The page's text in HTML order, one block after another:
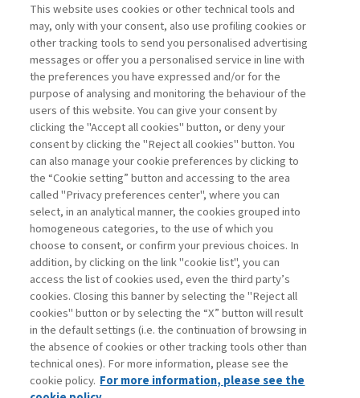
L'ACCESSO A QUESTO
CONTENUTO E' RISERVATO AGLI
UTENTI ABBONATI
Sei abbonato?ESEGUI L'ACCESSOoppure
ABBONATI.
Contatti
Abbonamenti
Archivio rubriche
This website uses cookies or other technical tools and
may, only with your consent, also use profiling cookies or
other tracking tools to send you personalised advertising
messages or offer you a personalised service in line with
the preferences you have expressed and/or for the
purpose of analysing and monitoring the behaviour of the
users of this website. You can give your consent by
clicking the "Accept all cookies" button, or deny your
consent by clicking the "Reject all cookies" button. You
can also manage your cookie preferences by clicking to
the “Cookie setting” button and accessing to the area
called "Privacy preferences center", where you can
select, in an analytical manner, the cookies grouped into
homogeneous categories, to the use of which you
choose to consent, or confirm your previous choices. In
addition, by clicking on the link "cookie list", you can
access the list of cookies used, even the third party’s
cookies. Closing this banner by selecting the "Reject all
cookies" button or by selecting the “X” button will result
in the default settings (i.e. the continuation of browsing in
the absence of cookies or other tracking tools other than
technical ones). For more information, please see the
cookie policy. For more information, please see the